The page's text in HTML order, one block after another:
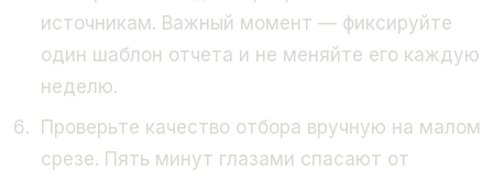
источникам. Важный момент — фиксируйте
один шаблон отчета и не меняйте его каждую
неделю.
Проверьте качество отбора вручную на малом
срезе. Пять минут глазами спасают от